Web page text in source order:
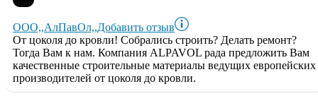
ООО,,АлПавОл,,Добавить отзыв
От цоколя до кровли! Собрались строить? Делать ремонт?
Тогда Вам к нам. Компания ALPAVOL рада предложить Вам
качественные строительные материалы ведущих европейских
производителей от цоколя до кровли.